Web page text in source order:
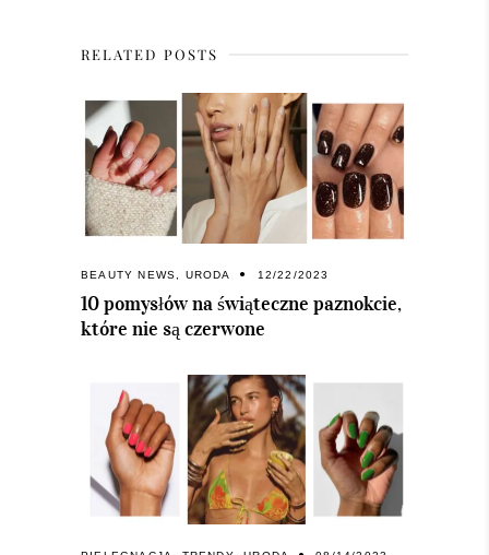
RELATED POSTS
BEAUTY NEWS URODA 12/22/2023
10 pomysłów na świąteczne paznokcie,
które nie są czerwone